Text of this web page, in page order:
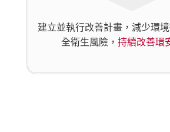
建立並執行改善計畫，減少環
全衛生風險， 持續改善環